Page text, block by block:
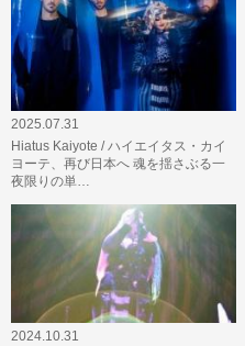
2025.07.31
Hiatus Kaiyote / ハイエイタス・カイ
ヨーテ、再び日本へ 魂を揺さぶる一
夜限りの単…
2024.10.31